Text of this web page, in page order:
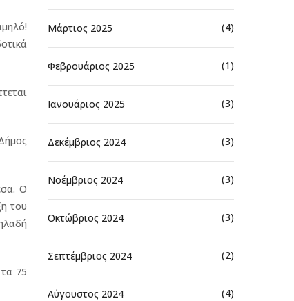
Ο
του
75
Μάρτιος 2025 (4)
Φεβρουάριος 2025 (1)
Ιανουάριος 2025 (3)
Δεκέμβριος 2024 (3)
Νοέμβριος 2024 (3)
Οκτώβριος 2024 (3)
Σεπτέμβριος 2024 (2)
Αύγουστος 2024 (4)